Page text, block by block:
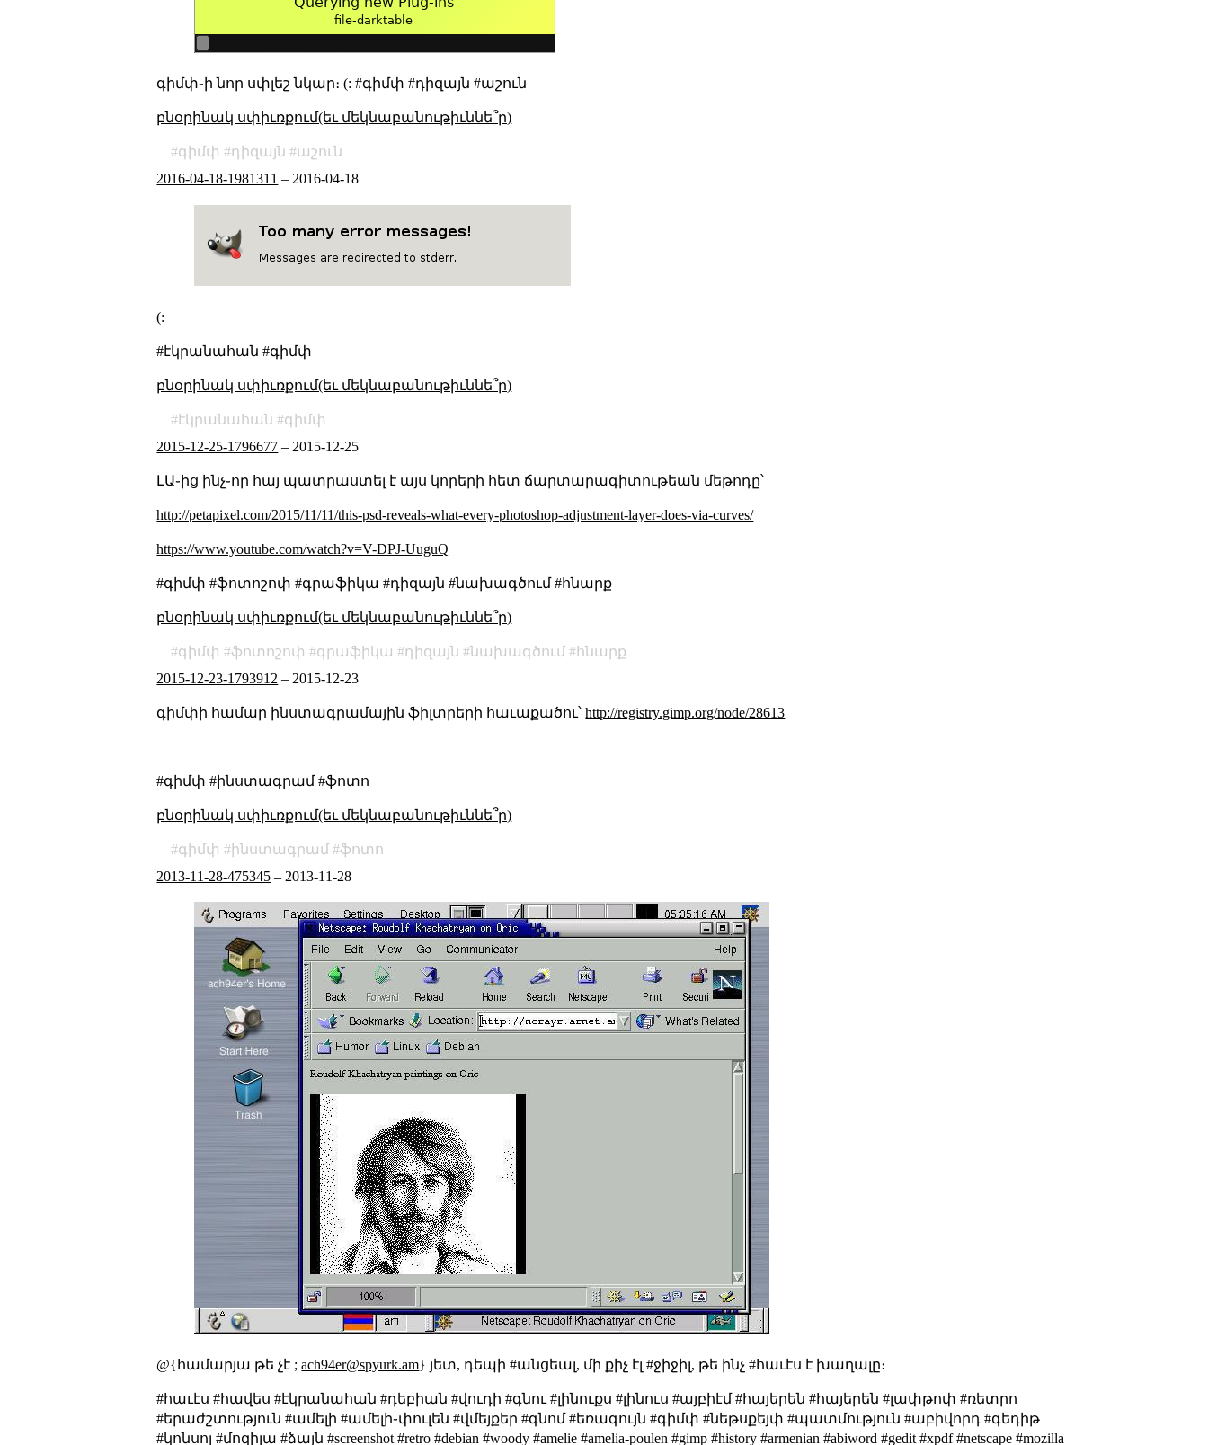
գիմփ֊ի նոր սփլեշ նկար։ (: #գիմփ #դիզայն #աշուն
բնօրինակ սփիւռքում(եւ մեկնաբանութիւննե՞ր)
գիմփ դիզայն
աշուն
2016-04-18-1981311 – 2016-04-18
(:
#էկրանահան #գիմփ
բնօրինակ սփիւռքում(եւ մեկնաբանութիւննե՞ր)
էկրանահան
գիմփ
2015-12-25-1796677 – 2015-12-25
ԼԱ֊ից ինչ֊որ հայ պատրաստել է այս կորերի հետ ճարտարագիտութեան մեթոդը՝
http://petapixel.com/2015/11/11/this-psd-reveals-what-every-photoshop-adjustment-layer-does-via-curves/
https://www.youtube.com/watch?v=V-DPJ-UuguQ
#գիմփ #ֆոտոշոփ #գրաֆիկա #դիզայն #նախագծում #հնարք
բնօրինակ սփիւռքում(եւ մեկնաբանութիւննե՞ր)
գիմփ ֆոտոշոփ գրաֆիկա դիզայն նախագծում
հնարք
2015-12-23-1793912 – 2015-12-23
գիմփի համար ինստագրամային ֆիլտրերի հաւաքածու՝http://registry.gimp.org/node/28613
#գիմփ #ինստագրամ #ֆոտո
բնօրինակ սփիւռքում(եւ մեկնաբանութիւննե՞ր)
գիմփ ինստագրամ
ֆոտո
2013-11-28-475345 – 2013-11-28
@{համարյա թե չէ ;ach94er@spyurk.am} յետ, դեպի #անցեալ, մի քիչ էլ #ջիջիլ, թե ինչ #հաւէս է խաղալը։
#հաւէս #հավես #էկրանահան #դեբիան #վուդի #գնու #լինուքս #լինուս #այբիէմ #հայերեն #հայերեն #լափթոփ #ռետրո
#երաժշտություն #ամելի #ամելի֊փուլեն #վմեյքեր #գնոմ #եռագույն #գիմփ #նեթսքեյփ #պատմություն #աբիվորդ #գեդիթ
#կոնսոլ #մոզիլա #ձայն #screenshot #retro #debian #woody #amelie #amelia-poulen #gimp #history #armenian #abiword #gedit #xpdf #netscape #mozilla